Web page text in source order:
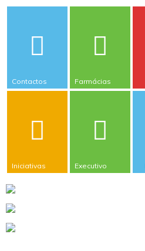
Contactos Farmácias
Iniciativas Executivo